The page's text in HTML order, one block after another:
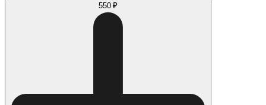
550 ₽